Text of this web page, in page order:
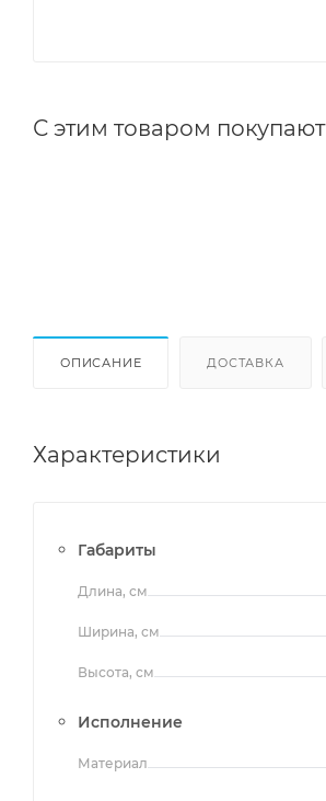
С этим товаром покупают
ОПИСАНИЕ ДОСТАВКА
Характеристики
Габариты
Длина, см
Ширина, см
Высота, см
Исполнение
Материал